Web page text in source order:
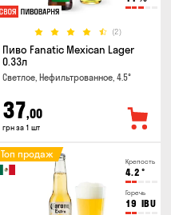
(2)
Пиво Fanatic Mexican Lager
0.33л
Светлое, Нефильтрованное, 4.5°
37,00
грн за 1 шт
Крепость
4.2 °
Горечь
19 IBU
Топ продаж